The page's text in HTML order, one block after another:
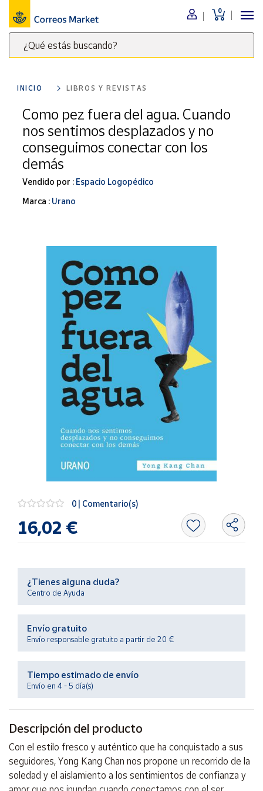
0
¿Qué estás buscando?
clave
para
buscar
productos
Correos
Market
Menú
Nuestro
catálogo
Alimentación
Bebidas
Ocio y cultura
Juguetes y
juegos
Libros y
Para Canarias,
Ceuta y Melilla
novedades
Market
Productos
Solidarios
Ayuda
Centro
de ayuda
Contacto
Vendedores
Mapa de
vendedores
Hazte
vendedor
Área
vendedor
INICIO LIBROS Y REVISTAS
Como pez fuera del agua. Cuando
nos sentimos desplazados y no
conseguimos conectar con los
demás
Vendido por : Espacio Logopédico
Marca : Urano
0 | Comentario(s)
16,02 €
¿Tienes alguna duda?
Centro de Ayuda
Envío gratuito
Envío responsable gratuito a partir de 20 €
Tiempo estimado de envío
Envío en 4 - 5 día(s)
Descripción del producto
Con el estilo fresco y auténtico que ha conquistado a sus
seguidores, Yong Kang Chan nos propone un recorrido de la
soledad y el aislamiento a los sentimientos de confianza y